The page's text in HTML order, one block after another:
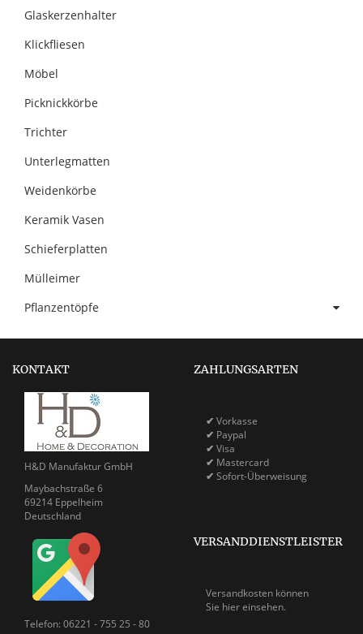
Glaskerzenhalter
Klickfliesen
Möbel
Picknickkörbe
Trichter
Unterlegmatten
Weidenkörbe
Keramik Vasen
Schieferplatten
Mülleimer
Pflanzentöpfe
KONTAKT
H&D Manufaktur GmbH
Maybachstraße 6
69214 Eppelheim
Deutschland
Telefon: 06221 - 755 25 - 80
ZAHLUNGSARTEN
✔ Vorkasse
✔ Paypal
✔ Visa
✔ Mastercard
✔ Sofort-Überweisung
VERSANDDIENSTLEISTER
Versandkosten können
Sie hier einsehen.